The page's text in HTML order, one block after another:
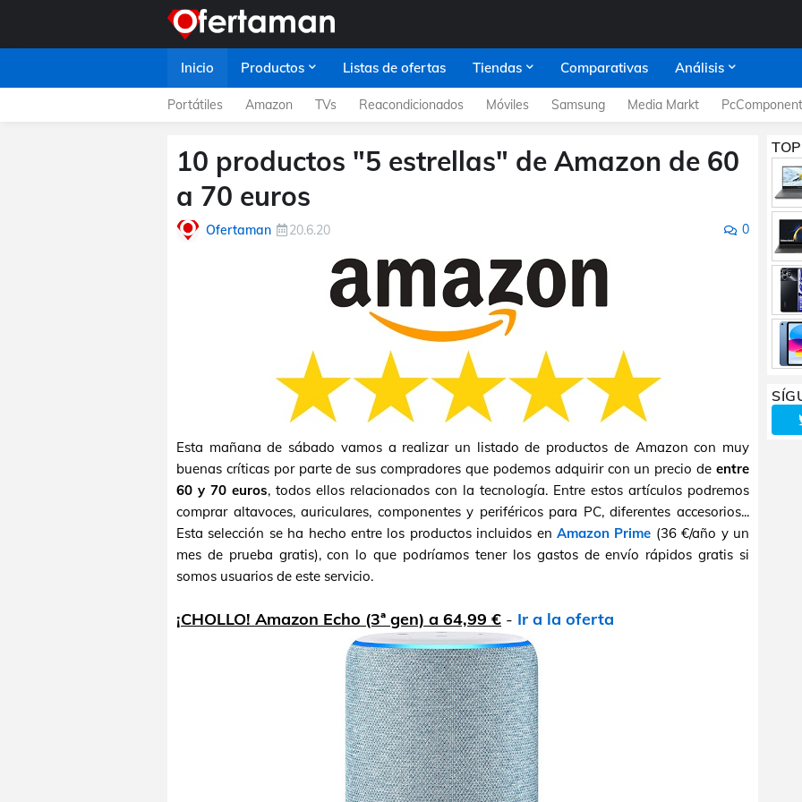
Inicio Productos Listas de ofertas Tiendas Comparativas Análisis
Portátiles Amazon TVs Reacondicionados Móviles Samsung Media Markt
10 productos "5 estrellas" de Amazon de 60
a 70 euros
Ofertaman 20.6.20 0
Esta mañana de sábado vamos a realizar un listado de productos de Amazon con muy
buenas críticas por parte de sus compradores que podemos adquirir con un precio de entre
60 y 70 euros, todos ellos relacionados con la tecnología. Entre estos artículos podremos
comprar altavoces, auriculares, componentes y periféricos para PC, diferentes accesorios...
Esta selección se ha hecho entre los productos incluidos en Amazon Prime (36 €/año y un
mes de prueba gratis), con lo que podríamos tener los gastos de envío rápidos gratis si
somos usuarios de este servicio.
¡CHOLLO! Amazon Echo (3ª gen) a 64,99 € - Ir a la oferta